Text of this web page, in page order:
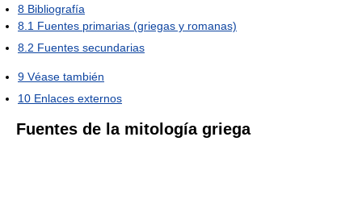
8 Bibliografía
8.1 Fuentes primarias (griegas y romanas)
8.2 Fuentes secundarias
9 Véase también
10 Enlaces externos
Fuentes de la mitología griega